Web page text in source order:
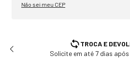
Não sei meu CEP
TROCA E
Solicite em até 7 dias